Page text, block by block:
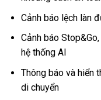
Cảnh báo lệch làn
Cảnh báo
hệ thống AI
Thông báo và hiển
di chuyển